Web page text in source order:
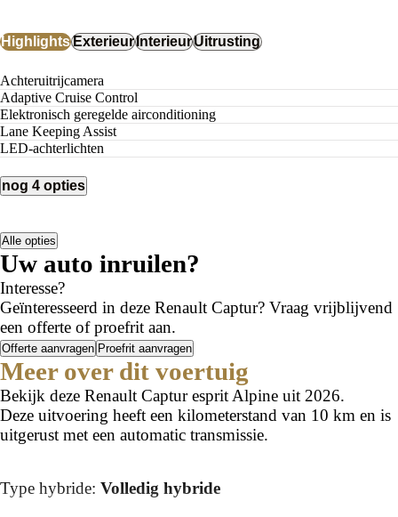
HighlightsExterieurInterieurUitrusting
Achteruitrijcamera
Adaptive Cruise Control
Elektronisch geregelde airconditioning
Lane Keeping Assist
LED-achterlichten
nog 4 opties
Alle opties
Uw auto inruilen?
Interesse?
Geïnteresseerd in deze Renault Captur? Vraag vrijblijvend
een offerte of proefrit aan.
Offerte aanvragen Proefrit aanvragen
Meer over dit voertuig
Bekijk deze Renault Captur esprit Alpine uit 2026.
Deze uitvoering heeft een kilometerstand van 10 km en is
uitgerust met een automatic transmissie.
Type hybride: Volledig hybride